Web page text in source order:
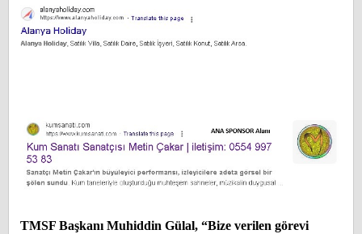
TMSF Başkanı Muhiddin Gülal, “Bize verilen görevi